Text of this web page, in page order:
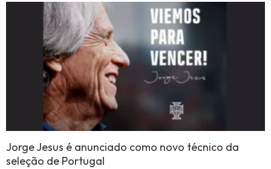
Jorge Jesus é anunciado como novo técnico da
seleção de Portugal